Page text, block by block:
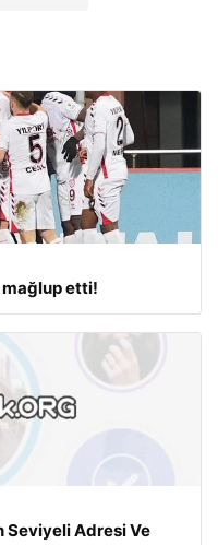
mağlup etti!
Seviyeli Adresi Ve